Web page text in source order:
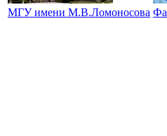
МГУ имени М.В.Ломоносова